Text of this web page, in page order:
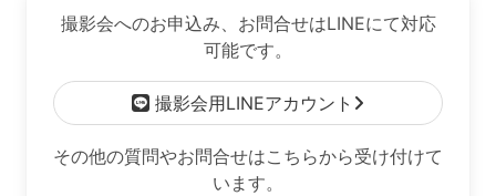
撮影会へのお申込み、お問合せはLINEにて対応
可能です。
撮影会用LINEアカウント
その他の質問やお問合せはこちらから受け付けて
います。